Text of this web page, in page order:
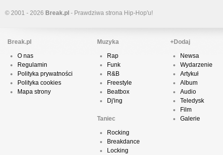
© 2001 - 2026 Break.pl - Prawdziwa strona Hip-Hop'u!
Break.pl
O nas
Regulamin
Polityka prywatności
Polityka cookies
Mapa strony
Muzyka
Rap
Funk
R&B
Freestyle
Beatbox
Dj'ing
Taniec
Rocking
Breakdance
Locking
+Dodaj
Newsa
Wydarzenie
Artykuł
Album
Audio
Teledysk
Film
Galerie